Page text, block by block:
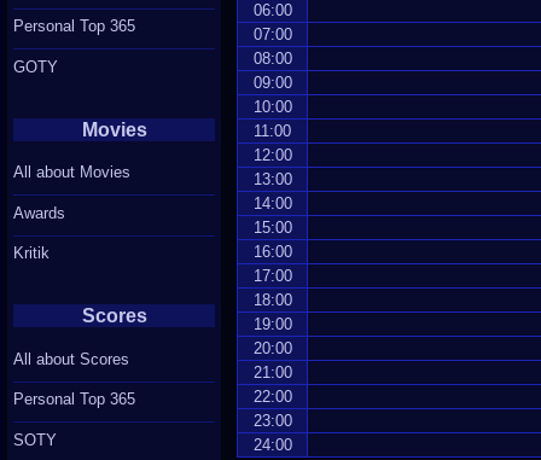
06:00
07:00
08:00
09:00
10:00
11:00
12:00
13:00
14:00
15:00
16:00
17:00
18:00
19:00
20:00
21:00
22:00
23:00
24:00
Personal Top 365
GOTY
Movies
All about Movies
Awards
Kritik
Scores
All about Scores
Personal Top 365
SOTY